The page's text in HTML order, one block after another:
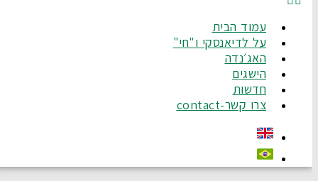
עמוד הבית
על לדיאנסקי ו"חי"
האג׳נדה
הישגים
חדשות
צרו קשר-contact